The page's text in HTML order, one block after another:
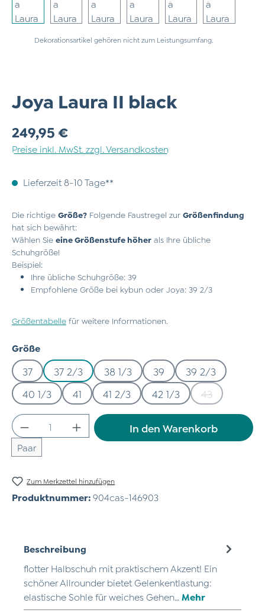
Dekorationsartikel gehören nicht zum Leistungsumfang.
Joya Laura II black
Regulärer Preis:
249,95 €
Preise inkl. MwSt. zzgl. Versandkosten
Lieferzeit 8-10 Tage**
Die richtige Größe? Folgende Faustregel zur Größenfindung
hat sich bewährt:
Wählen Sie eine Größenstufe höher als Ihre übliche
Schuhgröße!
Beispiel:
Ihre übliche Schuhgröße: 39
Empfohlene Größe bei kybun oder Joya: 39 2/3
Größentabelle für weitere Informationen.
Größeauswählen
37 37 2/3 38 1/3 39
39 2/3
40 1/3
41 41 2/3 42 1/3 43(Diese
Produkt Anzahl: Gib den gewünschten
Paar
In den Warenkorb
Zum Merkzettel hinzufügen
Produktnummer: 904cas-146903
Beschreibung
flotter Halbschuh mit praktischem Akzent! Ein
schöner Allrounder bietet Gelenkentlastung:
elastische Sohle für weiches Gehen… Mehr